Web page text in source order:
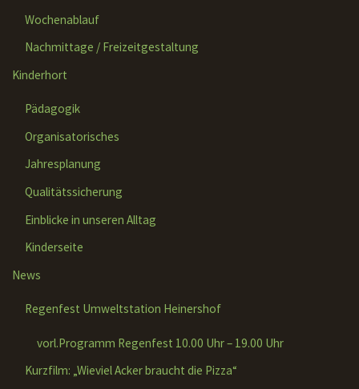
Wochenablauf
Nachmittage / Freizeitgestaltung
Kinderhort
Pädagogik
Organisatorisches
Jahresplanung
Qualitätssicherung
Einblicke in unseren Alltag
Kinderseite
News
Regenfest Umweltstation Heinershof
vorl.Programm Regenfest 10.00 Uhr – 19.00 Uhr
Kurzfilm: „Wieviel Acker braucht die Pizza“